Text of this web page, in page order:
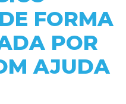
FORMA
POR
AJUDA